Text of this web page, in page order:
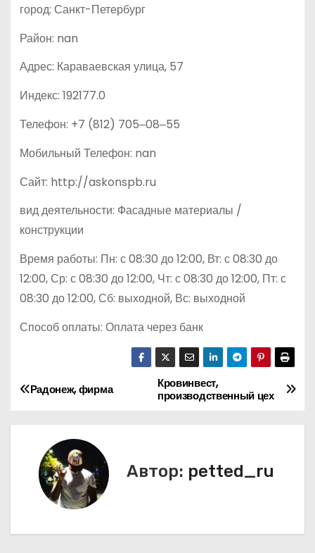
город: Санкт-Петербург
Район: nan
Адрес: Караваевская улица, 57
Индекс: 192177.0
Телефон: +7 (812) 705‒08‒55
Мобильный Телефон: nan
Сайт: http://askonspb.ru
вид деятельности: Фасадные материалы /
конструкции
Время работы: Пн: с 08:30 до 12:00, Вт: с 08:30 до
12:00, Ср: с 08:30 до 12:00, Чт: с 08:30 до 12:00, Пт: с
08:30 до 12:00, Сб: выходной, Вс: выходной
Способ оплаты: Оплата через банк
Н
а
а
Кровинвест,
производственный цех
Радонеж, фирма
Автор: petted_ru